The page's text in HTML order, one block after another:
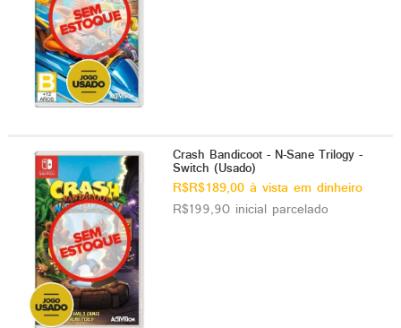
Crash Bandicoot - N-Sane Trilogy -
Switch (Usado)
R$R$189,00 à vista em dinheiro
R$199,90 inicial parcelado